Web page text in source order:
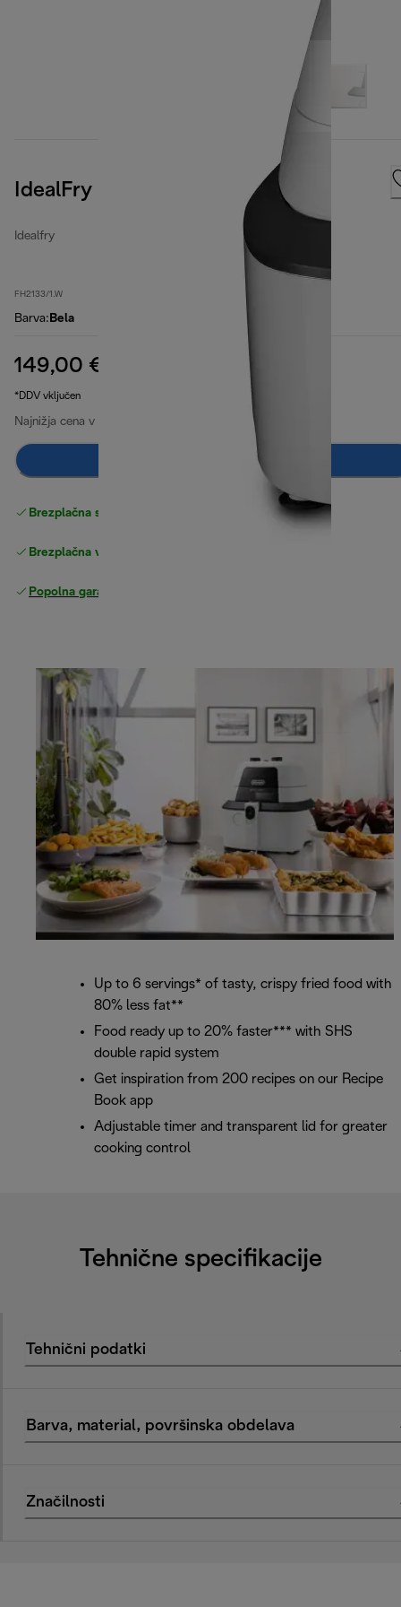
IdealFry
Idealfry
FH2133/1.W
Barva: Bela
149,00 € izvirna cena 209,90 €
*DDV vključen
Najnižja cena v zadnjih 30 dneh (-1 %)
Dodaj v košarico
Brezplačna standardna dostava
Brezplačna vračila
Popolna garancija proizvajalca
Up to 6 servings* of tasty, crispy fried food with
80% less fat**
Food ready up to 20% faster*** with SHS
double rapid system
Get inspiration from 200 recipes on our Recipe
Book app
Adjustable timer and transparent lid for greater
cooking control
Tehnične specifikacije
Tehnični podatki
Barva, material, površinska obdelava
Značilnosti